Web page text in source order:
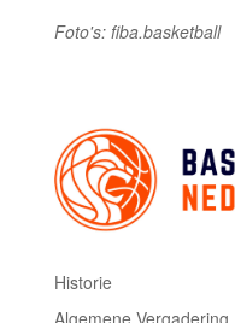
Foto's: fiba.basketball
Historie
Algemene Vergadering